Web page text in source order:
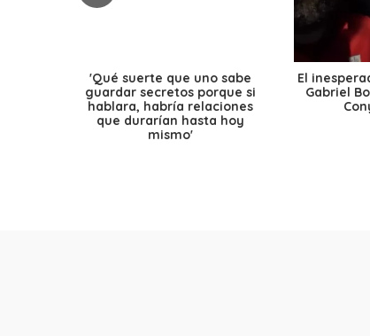
'Qué suerte que uno sabe
guardar secretos porque si
hablara, habría relaciones
que durarían hasta hoy
mismo'
El
Gabriel